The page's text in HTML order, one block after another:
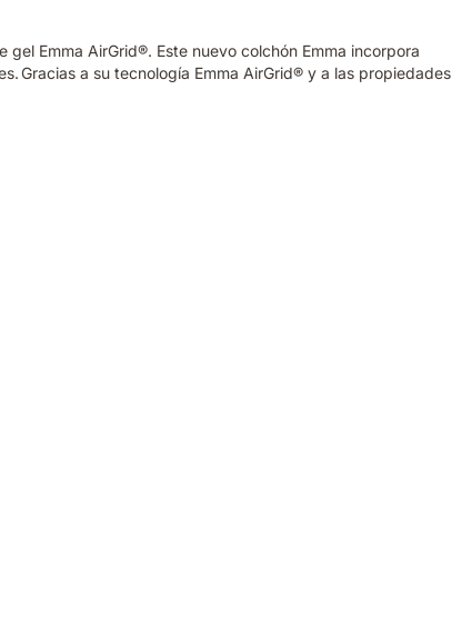
Emma AirGrid®. Este nuevo colchón Emma incorpora
Gracias a su tecnología Emma AirGrid® y a las propiedades